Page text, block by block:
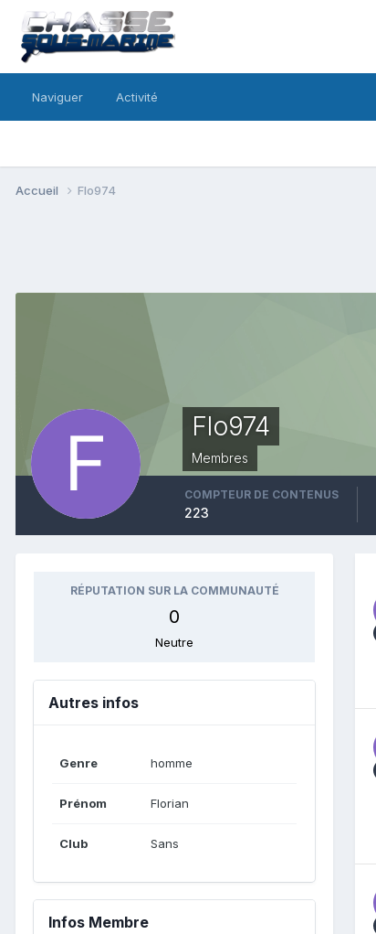
Naviguer Activité
Accueil Flo974
Flo974
Membres
COMPTEUR DE CONTENUS
223
RÉPUTATION SUR LA COMMUNAUTÉ
0
Neutre
Autres infos
Genre homme
Prénom Florian
Club Sans
Infos Membre